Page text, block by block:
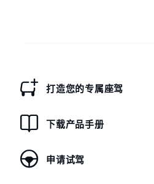
打造您的专属座驾
下载产品手册
申请试驾